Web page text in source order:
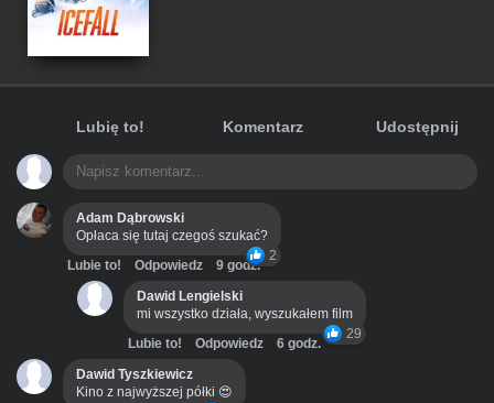
Lubię to! Komentarz Udostępnij
Adam Dąbrowski
Opłaca się tutaj czegoś szukać?
2
Lubie to! Odpowiedz
9 godz.
Dawid Lengielski
mi wszystko działa, wyszukałem film
29
Lubie to! Odpowiedz
6 godz.
Dawid Tyszkiewicz
Kino z najwyższej półki 😍